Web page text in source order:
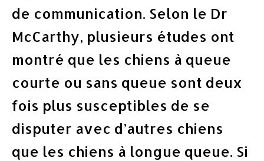
de communication. Selon le Dr
McCarthy, plusieurs études ont
montré que les chiens à queue
courte ou sans queue sont deux
fois plus susceptibles de se
disputer avec d’autres chiens
que les chiens à longue queue. Si